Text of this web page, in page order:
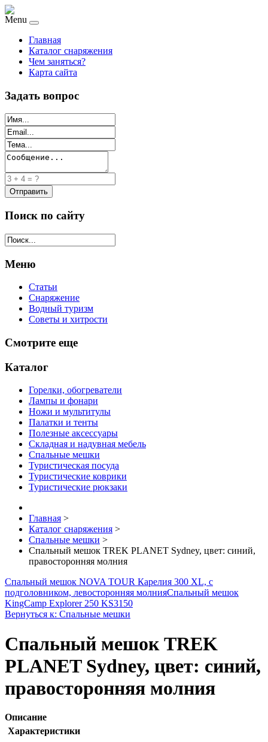
Menu
Главная
Каталог снаряжения
Чем заняться?
Карта сайта
Задать вопрос
Поиск по сайту
Меню
Статьи
Снаряжение
Водный туризм
Советы и хитрости
Смотрите еще
Каталог
Горелки, обогреватели
Лампы и фонари
Ножи и мультитулы
Палатки и тенты
Полезные аксессуары
Складная и надувная мебель
Спальные мешки
Туристическая посуда
Туристические коврики
Туристические рюкзаки
Главная >
Каталог снаряжения >
Спальные мешки >
Спальный мешок TREK PLANET Sydney, цвет: синий,
правосторонняя молния
Спальный мешок NOVA TOUR Карелия 300 XL, с
подголовником, левосторонняя молнияСпальный мешок
KingCamp Explorer 250 KS3150
Вернуться к: Спальные мешки
Спальный мешок TREK
PLANET Sydney, цвет: синий,
правосторонняя молния
Описание
Характеристики